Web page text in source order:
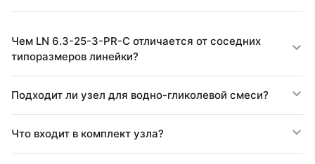
Чем LN 6.3-25-3-PR-C отличается от соседних
типоразмеров линейки?
Подходит ли узел для водно-гликолевой смеси?
Что входит в комплект узла?